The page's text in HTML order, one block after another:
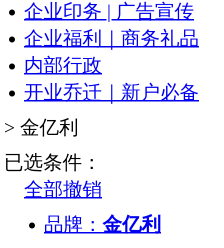
企业印务 | 广告宣传
企业福利｜商务礼品
内部行政
开业乔迁｜新户必备
> 金亿利
已选条件：
全部撤销
品牌： 金亿利